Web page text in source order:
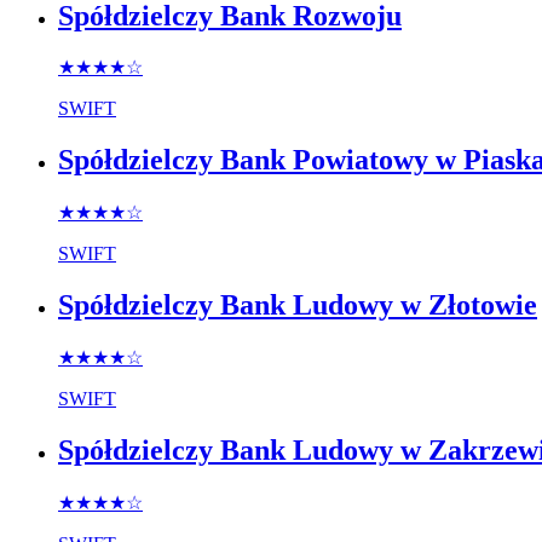
Spółdzielczy Bank Rozwoju
★★★★☆
SWIFT
Spółdzielczy Bank Powiatowy w
★★★★☆
SWIFT
Spółdzielczy Bank Ludowy w Złotowie
★★★★☆
SWIFT
Spółdzielczy Bank Ludowy w
★★★★☆